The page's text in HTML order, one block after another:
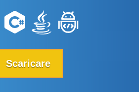
Scaricare